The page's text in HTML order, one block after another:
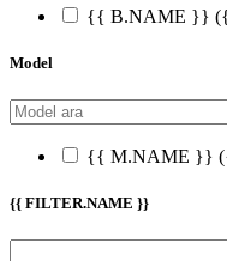
{{ B.NAME }}
Model
{{ M.NAME }}
{{ FILTER.NAME }}